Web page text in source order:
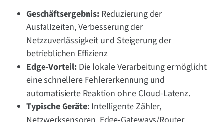
Geschäftsergebnis: Reduzierung der
Ausfallzeiten, Verbesserung der
Netzzuverlässigkeit und Steigerung der
betrieblichen Effizienz
Edge-Vorteil: Die lokale Verarbeitung ermöglicht
eine schnellere Fehlererkennung und
automatisierte Reaktion ohne Cloud-Latenz.
Typische Geräte: Intelligente Zähler,